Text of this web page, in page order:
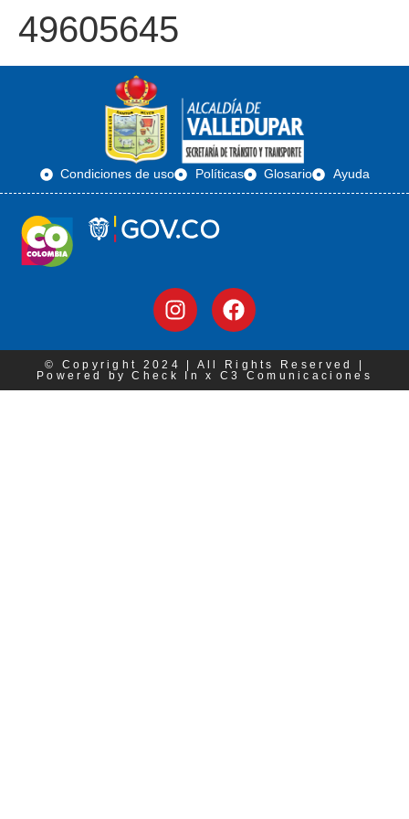
49605645
Condiciones de uso Políticas Glosario Ayuda
© Copyright 2024 | All Rights Reserved |
Powered by Check In x C3 Comunicaciones